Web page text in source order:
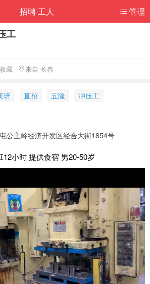
管理
招聘 工人
工
收藏 来自 长春
班 直招 五险
冲压工
公主岭经济开发区经合大街1854号
小时 提供食宿 男20-50岁